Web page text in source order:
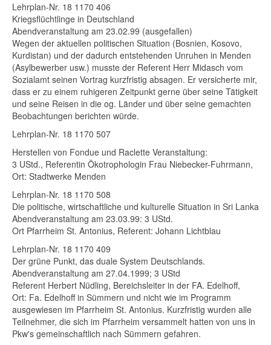
Lehrplan-Nr. 18 1170 406
Kriegsflüchtlinge in Deutschland
Abendveranstaltung am 23.02.99 (ausgefallen)
Wegen der aktuellen politischen Situation (Bosnien, Kosovo,
Kurdistan) und der dadurch entstehenden Unruhen in Menden
(Asylbewerber usw.) musste der Referent Herr Midasch vom
Sozialamt seinen Vortrag kurzfristig absagen. Er versicherte mir,
dass er zu einem ruhigeren Zeitpunkt gerne über seine Tätigkeit
und seine Reisen in die og. Länder und über seine gemachten
Beobachtungen berichten würde.
Lehrplan-Nr. 18 1170 507
Herstellen von Fondue und Raclette Veranstaltung:
3 UStd., Referentin Ökotrophologin Frau Niebecker-Fuhrmann,
Ort: Stadtwerke Menden
Lehrplan-Nr. 18 1170 508
Die politische, wirtschaftliche und kulturelle Situation in Sri Lanka
Abendveranstaltung am 23.03.99: 3 UStd.
Ort Pfarrheim St. Antonius, Referent: Johann Lichtblau
Lehrplan-Nr. 18 1170 409
Der grüne Punkt, das duale System Deutschlands.
Abendveranstaltung am 27.04.1999; 3 UStd
Referent Herbert Nüdling, Bereichsleiter in der FA. Edelhoff,
Ort: Fa. Edelhoff in Sümmern und nicht wie im Programm
ausgewiesen im Pfarrheim St. Antonius. Kurzfristig wurden alle
Teilnehmer, die sich im Pfarrheim versammelt hatten von uns in
Pkw's gemeinschaftlich nach Sümmern gefahren.